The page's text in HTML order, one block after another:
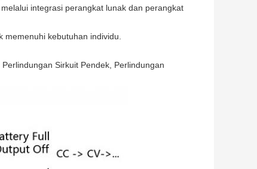
integrasi perangkat lunak dan perangkat
memenuhi kebutuhan individu.
Sirkuit Pendek, Perlindungan